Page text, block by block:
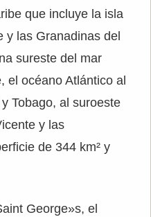
que incluye la isla
y las Granadinas del
sureste del mar
el océano Atlántico al
Tobago, al suroeste
y las
de 344 km² y
George»s, el